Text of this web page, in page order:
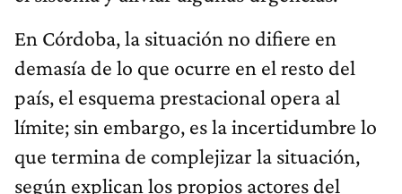
En Córdoba, la situación no difiere en
demasía de lo que ocurre en el resto del
país, el esquema prestacional opera al
límite; sin embargo, es la incertidumbre lo
que termina de complejizar la situación,
según explican los propios actores del